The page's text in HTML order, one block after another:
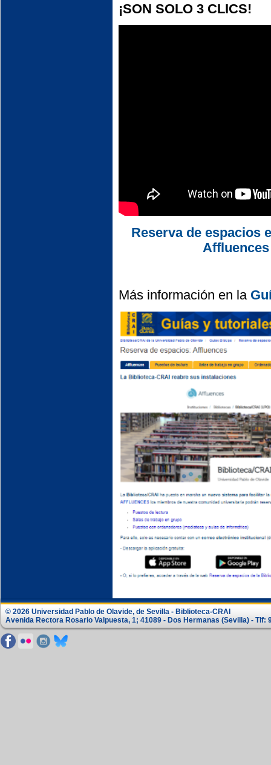
¡SON SOLO 3 CLICS!
Reserva de espacios
Más información en la
© 2026 Universidad Pablo de Olavide, de Sevilla - Biblioteca-CRAI
Avenida Rectora Rosario Valpuesta, 1; 41089 - Dos Hermanas (Sevilla) - Tlf: